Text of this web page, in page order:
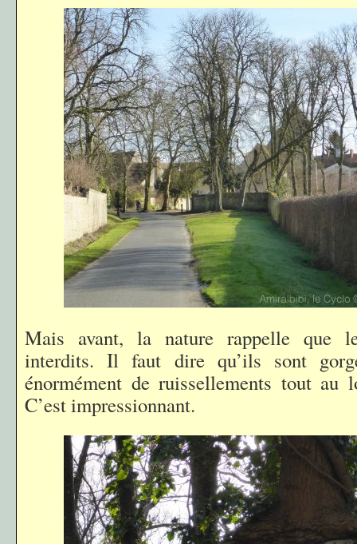
Mais avant, la nature rappelle que
interdits. Il faut dire qu’ils sont
énormément de ruissellements tout au
C’est impressionnant.